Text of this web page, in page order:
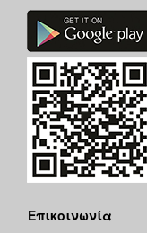
Επικοινωνία